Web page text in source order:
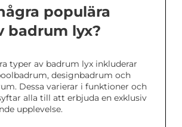
populära
badrum lyx?
typer av badrum lyx inkluderar
designbadrum och
Dessa varierar i funktioner och
alla till att erbjuda en exklusiv
upplevelse.